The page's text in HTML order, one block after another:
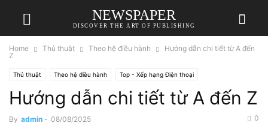
NEWSPAPER
DISCOVER THE ART OF PUBLISHING
Home Thủ thuật Theo hệ điều hành
Hướng dẫn chi tiết từ A đến
Z
Thủ thuật Theo hệ điều hành Top - Xếp hạng Điện thoại
Hướng dẫn chi tiết từ A đến Z
By admin - 08/08/2025 0